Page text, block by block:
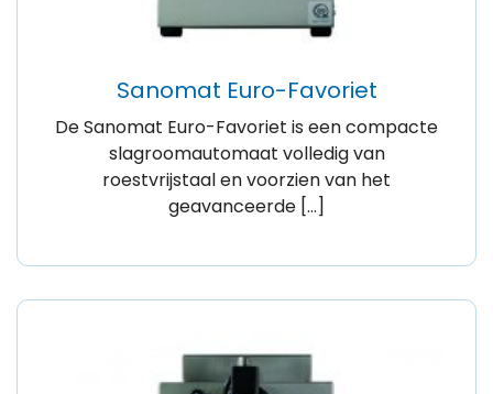
Sanomat Euro-Favoriet
De Sanomat Euro-Favoriet is een compacte
slagroomautomaat volledig van
roestvrijstaal en voorzien van het
geavanceerde […]